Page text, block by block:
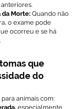
da Morte: Quando não
o exame pode
ocorreu e se há
que
do
animais com:
especialmente